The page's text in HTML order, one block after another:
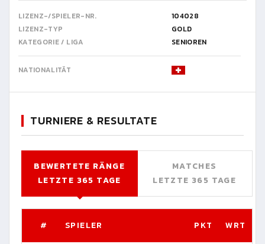
LIZENZ-/SPIELER-NR.
104028
LIZENZ-TYP
GOLD
KATEGORIE / LIGA
SENIOREN
NATIONALITÄT
TURNIERE & RESULTATE
BEWERTETE RÄNGE
LETZTE 365 TAGE
MATCHES
LETZTE 365 TAGE
# SPIELER PKT WRT